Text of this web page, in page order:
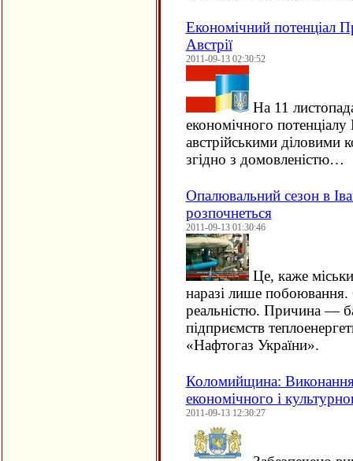
Економічний потенціал
Австрії
2011-09-13 02:30:52
На 11
економічного
австрійськими діловими
згідно з домовленістю…
Опалювальний сезон в
розпочнеться
2011-09-13 01:30:46
Це, каже
наразі лише побоювання.
реальністю. Причина —
підприємств
«Нафтогаз України».
Коломийщина:
економічного і
2011-09-13 12:30:27